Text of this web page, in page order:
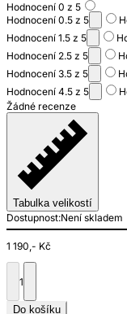
Hodnocení 0 z 5
Hodnocení 0.5 z 5
Hodnocení 1.5 z 5
Hodnocení 2.5 z 5
Hodnocení 3.5 z 5
Hodnocení 4.5 z 5
Žádné recenze
Tabulka velikostí
Dostupnost:Není skladem
1 190,- Kč
1
Do košíku